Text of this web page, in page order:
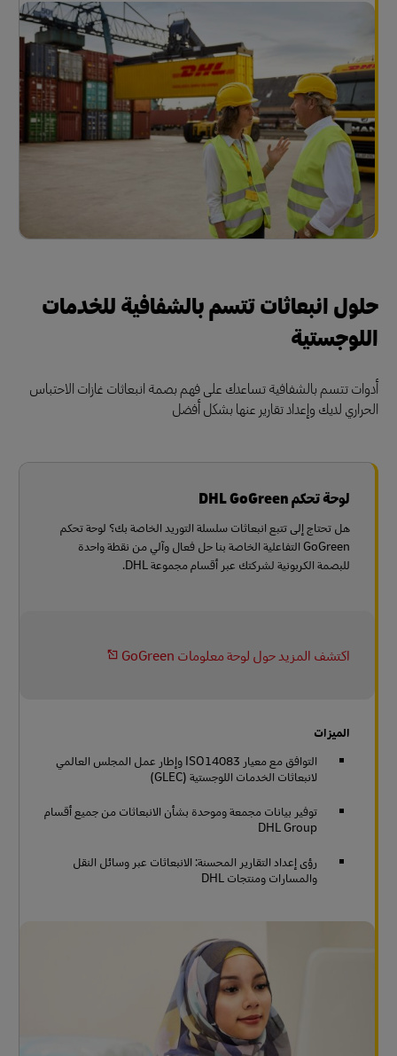
حلول انبعاثات تتسم بالشفافية للخدمات
اللوجستية
أدوات تتسم بالشفافية تساعدك على فهم بصمة انبعاثات غازات الاحتباس
الحراري لديك وإعداد تقارير عنها بشكل أفضل
لوحة تحكم DHL GoGreen
هل تحتاج إلى تتبع انبعاثات سلسلة التوريد الخاصة بك؟ لوحة تحكم
GoGreen التفاعلية الخاصة بنا حل فعال وآلي من نقطة واحدة
للبصمة الكربونية لشركتك عبر أقسام مجموعة DHL.
اكتشف المزيد حول لوحة معلومات GoGreen
الميزات
التوافق مع معيار ISO14083 وإطار عمل المجلس العالمي
لانبعاثات الخدمات اللوجستية (GLEC)
توفير بيانات مجمعة وموحدة بشأن الانبعاثات من جميع أقسام
DHL Group
رؤى إعداد التقارير المحسنة: الانبعاثات عبر وسائل النقل
والمسارات ومنتجات DHL